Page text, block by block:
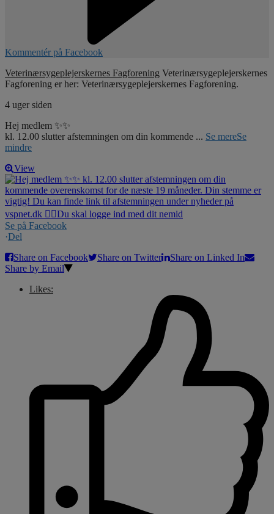
Kommentér på Facebook
Veterinærsygeplejerskernes Fagforening Veterinærsygeplejerskernes
Fagforening er her: Veterinærsygeplejerskernes Fagforening.
4 uger siden
Hej medlem ✨✨
kl. 12.00 slutter afstemningen om din kommende ... Se mereSe
mindre
View
Se på Facebook
·Del
Share on Facebook
Share on Twitter
Share on Linked In
Share by Email
Likes: